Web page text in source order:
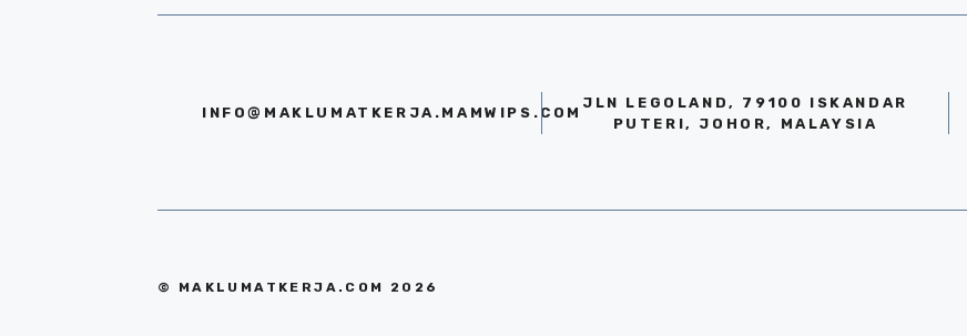
INFO@MAKLUMATKERJA.MAMWIPS.COM
JLN LEGOLAND, 79100 ISKANDAR
PUTERI, JOHOR, MALAYSIA
© MAKLUMATKERJA.COM 2026